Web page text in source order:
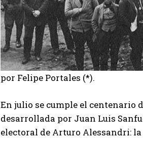
por Felipe Portales (*).
En julio se cumple el centenario
desarrollada por Juan Luis
electoral de Arturo Alessandri: